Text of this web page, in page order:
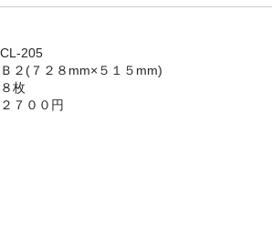
205
Ｂ２(７２８mm×５１５mm)
枚
７００円